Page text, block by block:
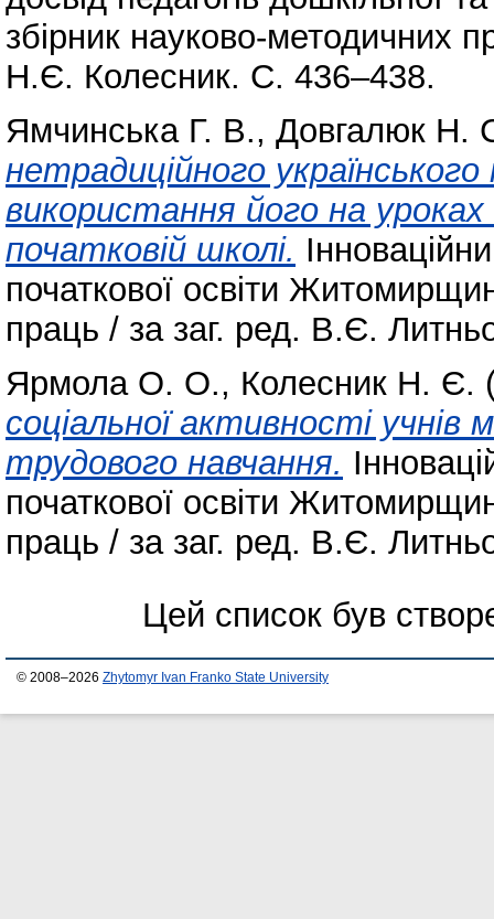
збірник науково-методичних
Н.Є. Колесник. С. 436–438.
Ямчинська Г. В., Довгалюк Н.
нетрадиційного
використання його на
початковій школі.
початкової освіти
праць / за заг. ред. В.Є.
Ярмола О. О., Колесник Н. Є.
соціальної активності учнів
трудового навчання.
початкової освіти
праць / за заг. ред. В.Є.
Цей список був
© 2008–2026 Zhytomyr Ivan Franko State University